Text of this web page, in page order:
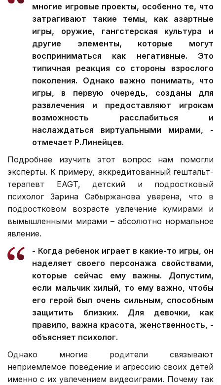
многие игровые проекты, особенно те, что
затрагивают такие темы, как азартные
игры, оружие, гангстерская культура и
другие элементы, которые могут
восприниматься как негативные. Это
типичная реакция со стороны взрослого
поколения. Однако важно понимать, что
игры, в первую очередь, созданы для
развлечения и предоставляют игрокам
возможность расслабиться и
наслаждаться виртуальными мирами, -
отмечает Р.Линейцев.
Подробнее изучить этот вопрос нам помогли
эксперты. К примеру, аккредитованный гештальт-
терапевт EAGT, детский и подростковый
психолог Зарина Сабыржанова уверена, что в
подростковом возрасте увлечение кумирами и
вымышленными мирами – абсолютно нормальное
явление.
- Когда ребенок играет в какие-то игры, он
наделяет своего персонажа свойствами,
которые сейчас ему важны. Допустим,
если мальчик хилый, то ему важно, чтобы
его герой был очень сильным, способным
защитить близких. Для девочки, как
правило, важна красота, женственность, -
объясняет психолог.
Однако многие родители связывают
неприемлемое поведение и агрессию своих детей
именно с их увлечением видеоиграми. Почему так